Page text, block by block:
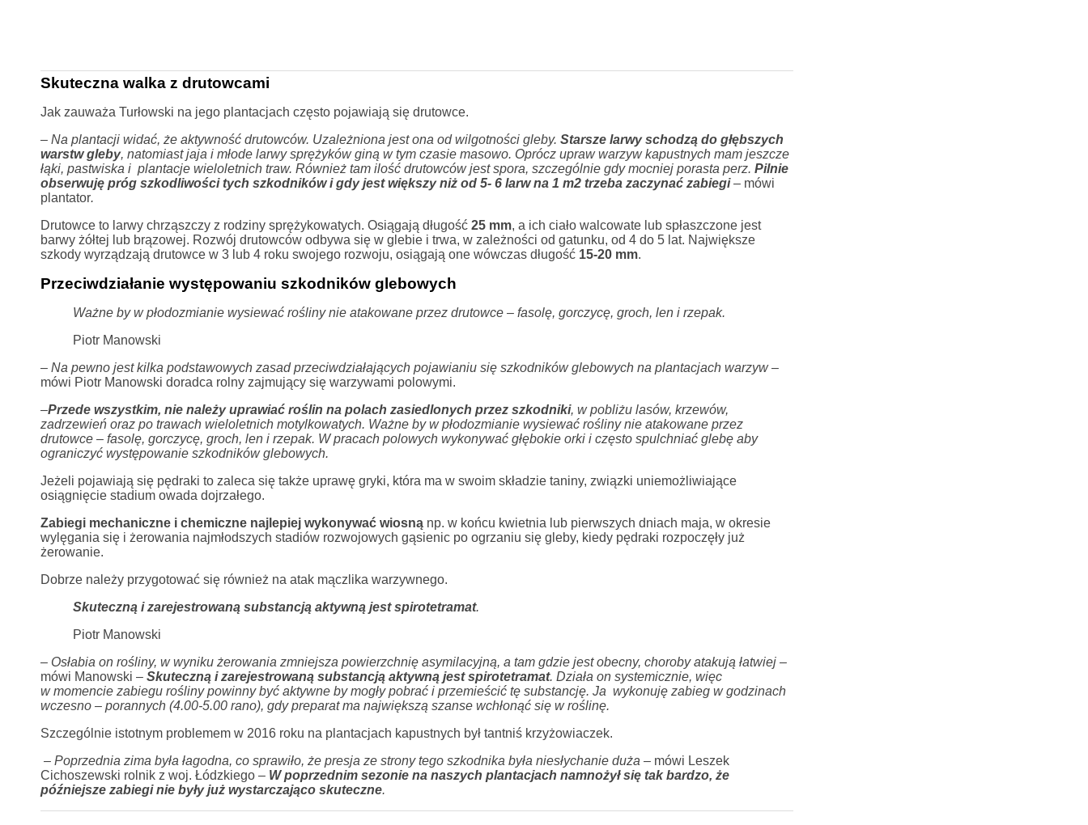
Skuteczna walka z drutowcami
Jak zauważa Turłowski na jego plantacjach często pojawiają się drutowce.
– Na plantacji widać, że aktywność drutowców. Uzależniona jest ona od wilgotności gleby. Starsze larwy schodzą do głębszych
warstw gleby, natomiast jaja i młode larwy sprężyków giną w tym czasie masowo. Oprócz upraw warzyw kapustnych mam jeszcze
łąki, pastwiska i plantacje wieloletnich traw. Również tam ilość drutowców jest spora, szczególnie gdy mocniej porasta perz. Pilnie
obserwuję próg szkodliwości tych szkodników i gdy jest większy niż od 5- 6 larw na 1 m2 trzeba zaczynać zabiegi– mówi
plantator.
Drutowce to larwy chrząszczy z rodziny sprężykowatych. Osiągają długość 25 mm, a ich ciało walcowate lub spłaszczone jest
barwy żółtej lub brązowej. Rozwój drutowców odbywa się w glebie i trwa, w zależności od gatunku, od 4 do 5 lat. Największe
szkody wyrządzają drutowce w 3 lub 4 roku swojego rozwoju, osiągają one wówczas długość 15-20 mm.
Przeciwdziałanie występowaniu szkodników glebowych
Ważne by w płodozmianie wysiewać rośliny nie atakowane przez drutowce – fasolę, gorczycę, groch, len i rzepak.
Piotr Manowski
– Na pewno jest kilka podstawowych zasad przeciwdziałających pojawianiu się szkodników glebowych na plantacjach warzyw –
mówi Piotr Manowski doradca rolny zajmujący się warzywami polowymi.
–Przede wszystkim, nie należy uprawiać roślin na polach zasiedlonych przez szkodniki, w pobliżu lasów, krzewów,
zadrzewień oraz po trawach wieloletnich motylkowatych. Ważne by w płodozmianie wysiewać rośliny nie atakowane przez
drutowce – fasolę, gorczycę, groch, len i rzepak. W pracach polowych wykonywać głębokie orki i często spulchniać glebę aby
ograniczyć występowanie szkodników glebowych.
Jeżeli pojawiają się pędraki to zaleca się także uprawę gryki, która ma w swoim składzie taniny, związki uniemożliwiające
osiągnięcie stadium owada dojrzałego.
Zabiegi mechaniczne i chemiczne najlepiej wykonywać wiosnąnp. w końcu kwietnia lub pierwszych dniach maja, w okresie
wylęgania się i żerowania najmłodszych stadiów rozwojowych gąsienic po ogrzaniu się gleby, kiedy pędraki rozpoczęły już
żerowanie.
Dobrze należy przygotować się również na atak mączlika warzywnego.
Skuteczną i zarejestrowaną substancją aktywną jest spirotetramat.
Piotr Manowski
– Osłabia on rośliny, w wyniku żerowania zmniejsza powierzchnię asymilacyjną, a tam gdzie jest obecny, choroby atakują łatwiej –
mówi Manowski –Skuteczną i zarejestrowaną substancją aktywną jest spirotetramat. Działa on systemicznie, więc
w momencie zabiegu rośliny powinny być aktywne by mogły pobrać i przemieścić tę substancję. Ja wykonuję zabieg w godzinach
wczesno – porannych (4.00-5.00 rano), gdy preparat ma największą szanse wchłonąć się w roślinę.
Szczególnie istotnym problemem w 2016 roku na plantacjach kapustnych był tantniś krzyżowiaczek.
– Poprzednia zima była łagodna, co sprawiło, że presja ze strony tego szkodnika była niesłychanie duża – mówi Leszek
Cichoszewski rolnik z woj. Łódzkiego –W poprzednim sezonie na naszych plantacjach namnożył się tak bardzo, że
późniejsze zabiegi nie były już wystarczająco skuteczne.